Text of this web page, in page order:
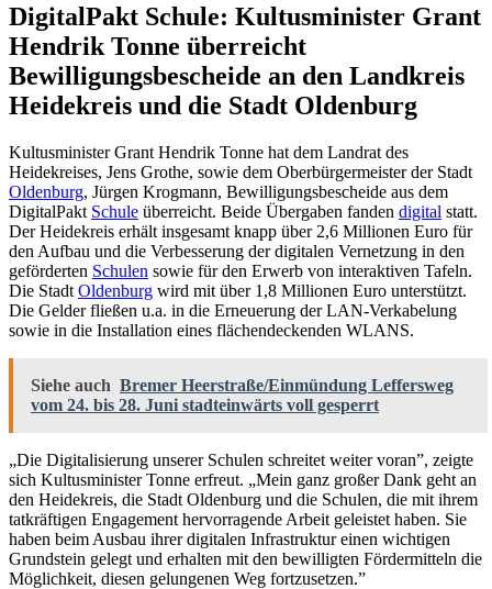
DigitalPakt Schule: Kultusminister Grant
Hendrik Tonne überreicht
Bewilligungsbescheide an den Landkreis
Heidekreis und die Stadt Oldenburg
Kultusminister Grant Hendrik Tonne hat dem Landrat des
Heidekreises, Jens Grothe, sowie dem Oberbürgermeister der Stadt
Oldenburg, Jürgen Krogmann, Bewilligungsbescheide aus dem
DigitalPakt Schule überreicht. Beide Übergaben fanden digital statt.
Der Heidekreis erhält insgesamt knapp über 2,6 Millionen Euro für
den Aufbau und die Verbesserung der digitalen Vernetzung in den
geförderten Schulen sowie für den Erwerb von interaktiven Tafeln.
Die Stadt Oldenburg wird mit über 1,8 Millionen Euro unterstützt.
Die Gelder fließen u.a. in die Erneuerung der LAN-Verkabelung
sowie in die Installation eines flächendeckenden WLANS.
Siehe auch Bremer Heerstraße/Einmündung Leffersweg
vom 24. bis 28. Juni stadteinwärts voll gesperrt
„Die Digitalisierung unserer Schulen schreitet weiter voran”, zeigte
sich Kultusminister Tonne erfreut. „Mein ganz großer Dank geht an
den Heidekreis, die Stadt Oldenburg und die Schulen, die mit ihrem
tatkräftigen Engagement hervorragende Arbeit geleistet haben. Sie
haben beim Ausbau ihrer digitalen Infrastruktur einen wichtigen
Grundstein gelegt und erhalten mit den bewilligten Fördermitteln die
Möglichkeit, diesen gelungenen Weg fortzusetzen.”